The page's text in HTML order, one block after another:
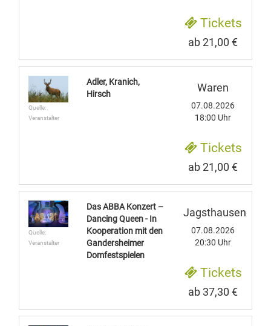
Tickets
ab 21,00 €
Quelle:
Veranstalter
Adler, Kranich,
Hirsch
Waren
07.08.2026
18:00 Uhr
Tickets
ab 21,00 €
Quelle:
Veranstalter
Das ABBA Konzert –
Dancing Queen - In
Kooperation mit den
Gandersheimer
Domfestspielen
Jagsthausen
07.08.2026
20:30 Uhr
Tickets
ab 37,30 €